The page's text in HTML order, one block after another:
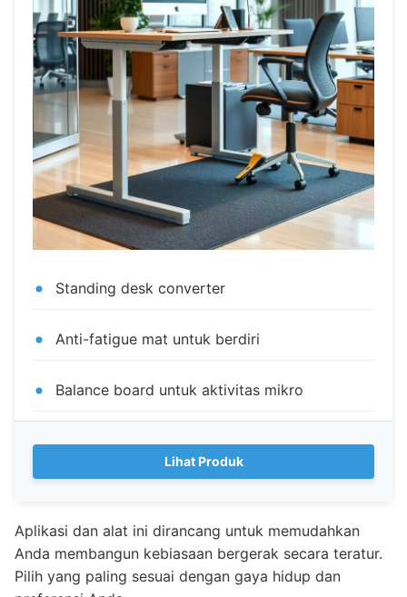
Standing desk converter
Anti-fatigue mat untuk berdiri
Balance board untuk aktivitas mikro
Lihat Produk
Aplikasi dan alat ini dirancang untuk memudahkan
Anda membangun kebiasaan bergerak secara teratur.
Pilih yang paling sesuai dengan gaya hidup dan